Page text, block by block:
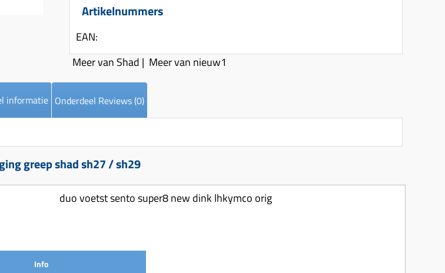
Artikelnummers
EAN:
Meer van Shad | Meer van nieuw1
informatie Onderdeel Reviews (0)
greep shad sh27 / sh29
duo voetst sento super8 new dink lhkymco orig
Info